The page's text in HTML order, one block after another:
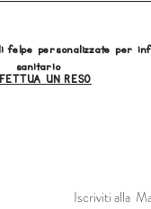
felpe personalizzate per
sanitario
UN RESO
Iscriviti alla